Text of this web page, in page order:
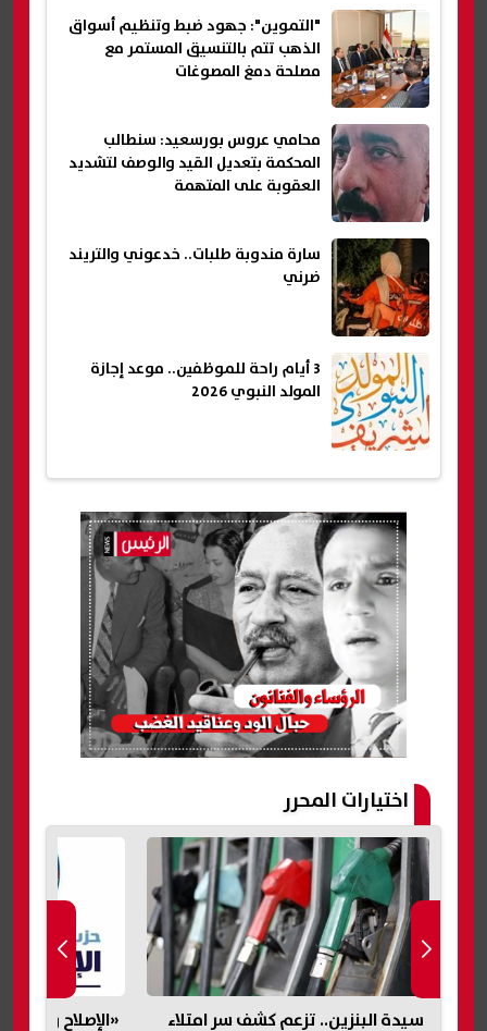
"التموين": جهود ضبط وتنظيم أسواق
الذهب تتم بالتنسيق المستمر مع
مصلحة دمغ المصوغات
محامي عروس بورسعيد: سنطالب
المحكمة بتعديل القيد والوصف لتشديد
العقوبة على المتهمة
سارة مندوبة طلبات.. خدعوني والتريند
ضرني
3 أيام راحة للموظفين.. موعد إجازة
المولد النبوي 2026
اختيارات المحرر
«الإصلاح والنهضة»: علم مصر ليس